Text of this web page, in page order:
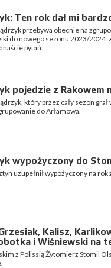
Ten rok dał mi
przebywa obecnie na
do nowego sezonu 2023/2024.
pytań.
pojedzie z Rakowem
który przez cały sezon
do Arłamowa.
wypożyczony do
uzupełnił wypożyczony na
Kalisz,
i Wiśniewski na
z Polissią Żytomierz Stomil